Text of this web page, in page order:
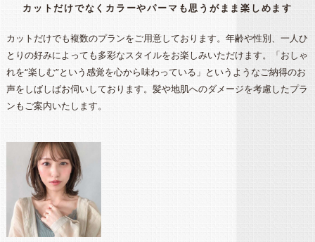
カットだけでなくカラーやパーマも思うがまま楽しめます
カットだけでも複数のプランをご用意しております。年齢や性別、一人ひ
とりの好みによっても多彩なスタイルをお楽しみいただけます。「おしゃ
れを“楽しむ”という感覚を心から味わっている」というようなご納得のお
声をしばしばお伺いしております。髪や地肌へのダメージを考慮したプラ
ンもご案内いたします。